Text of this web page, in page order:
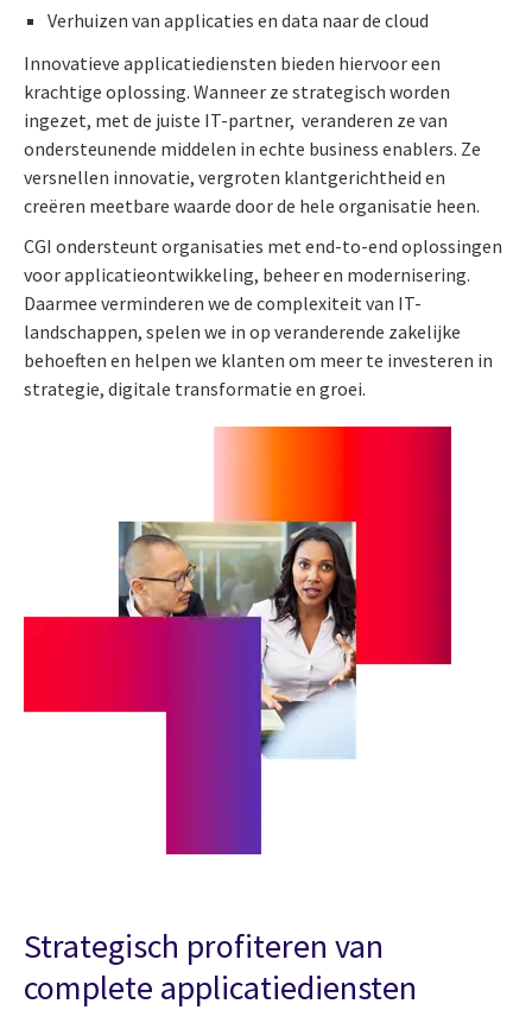
Verhuizen van applicaties en data naar de cloud
Innovatieve applicatiediensten bieden hiervoor een
krachtige oplossing. Wanneer ze strategisch worden
ingezet, met de juiste IT-partner, veranderen ze van
ondersteunende middelen in echte business enablers. Ze
versnellen innovatie, vergroten klantgerichtheid en
creëren meetbare waarde door de hele organisatie heen.
CGI ondersteunt organisaties met end-to-end oplossingen
voor applicatieontwikkeling, beheer en modernisering.
Daarmee verminderen we de complexiteit van IT-
landschappen, spelen we in op veranderende zakelijke
behoeften en helpen we klanten om meer te investeren in
strategie, digitale transformatie en groei.
Strategisch profiteren van
complete applicatiediensten